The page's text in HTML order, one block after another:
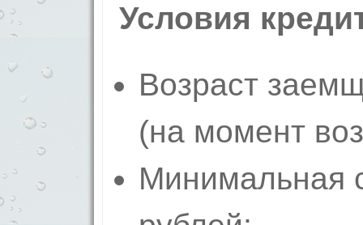
Условия
Возраст
(на момент
Минимальная